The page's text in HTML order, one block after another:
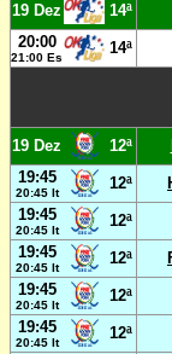
19 Dez
14ª
20:00
21:00 Es
14ª
19 Dez 12ª
19:45
20:45 It
12ª
19:45
20:45 It
12ª
19:45
20:45 It
12ª
19:45
20:45 It
12ª
19:45
20:45 It
12ª